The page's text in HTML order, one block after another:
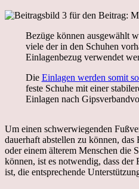
Bezüge können ausgewählt
viele der in den Schuhen
Einlagenbezug verwendet
Die Einlagen werden somit
feste Schuhe mit einer
Einlagen nach
Um einen schwerwiegenden
dauerhaft abstellen zu können,
oder einem älterem Menschen die
können, ist es notwendig, dass der
ist, die entsprechende